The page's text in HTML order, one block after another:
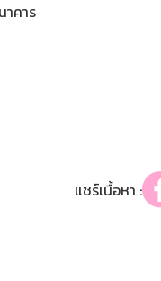
าคาร
แชร์เนื้อหา :